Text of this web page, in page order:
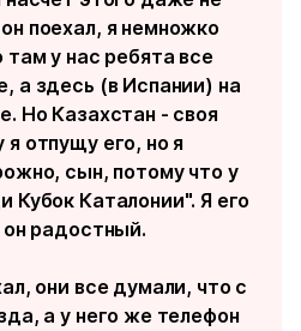
поехал, я немножко
там у нас ребята все
а здесь (в Испании) на
Но Казахстан - своя
отпущу его, но я
сын, потому что у
Кубок Каталонии". Я его
он радостный.
они все думали, что с
а у него же телефон